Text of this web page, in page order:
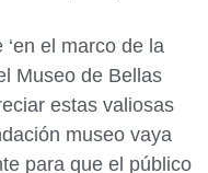
el marco de la
Museo de Bellas
estas valiosas
museo vaya
para que el público